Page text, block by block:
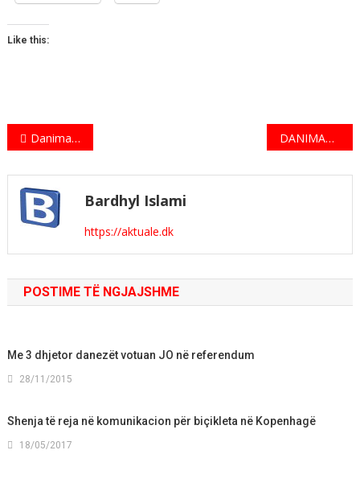
Like this:
Indlægsnavigation
Danimarka hoqi kufizimet vetëm për banorët e saj, jo edhe për turistët! DANIMARKË: Mbahet Konferencë e mjekëve shqiptarë në Europë
Bardhyl Islami
https://aktuale.dk
POSTIME TË NGJAJSHME
Me 3 dhjetor danezët votuan JO në referendum
28/11/2015
Shenja të reja në komunikacion për biçikleta në Kopenhagë
18/05/2017